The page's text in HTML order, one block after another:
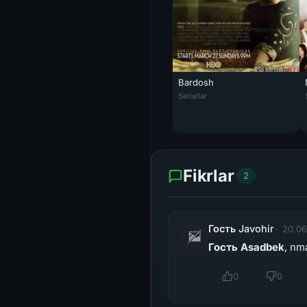
Bardosh
Bardosh / Mildred Pirs seriali
Seriallar
Fikrlar 2
Гость Javohir
Гость Asadbek,
0 0